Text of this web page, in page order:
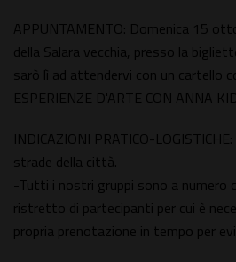
APPUNTAMENTO: Domenica 15
della Salara vecchia, presso la
sarò lì ad attendervi con un cartello
ESPERIENZE D'ARTE CON ANNA
INDICAZIONI PRATICO-
strade della città.
-Tutti i nostri gruppi sono a numero
ristretto di partecipanti per cui è
propria prenotazione in tempo per